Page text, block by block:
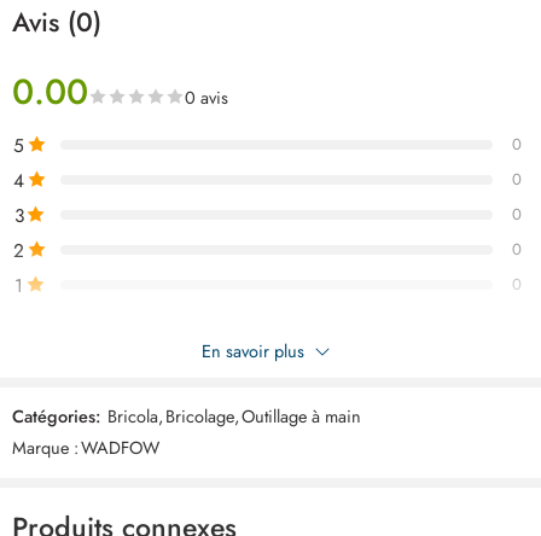
Avis (0)
0.00 0 avis
5 0
4 0
3 0
2 0
1 0
Soyez le premier à donner votre avis sur “WADFOW Pince a
denuder auto 210mm WBQ4601”
Commentaires
Il n'y a pas encore de critiques.
En savoir plus
Catégories: Bricola,Bricolage,Outillage à main
Marque :WADFOW
Produits connexes